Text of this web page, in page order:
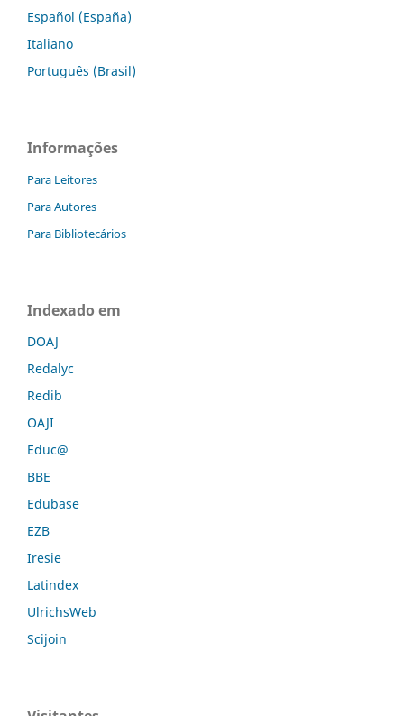
Español (España)
Italiano
Português (Brasil)
Informações
Para Leitores
Para Autores
Para Bibliotecários
Indexado em
DOAJ
Redalyc
Redib
OAJI
Educ@
BBE
Edubase
EZB
Iresie
Latindex
UlrichsWeb
Scijoin